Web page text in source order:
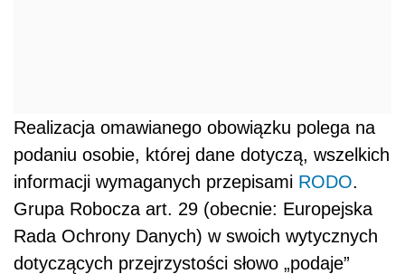
Realizacja omawianego obowiązku polega na
podaniu osobie, której dane dotyczą, wszelkich
informacji wymaganych przepisami RODO.
Grupa Robocza art. 29 (obecnie: Europejska
Rada Ochrony Danych) w swoich wytycznych
dotyczących przejrzystości słowo „podaje”